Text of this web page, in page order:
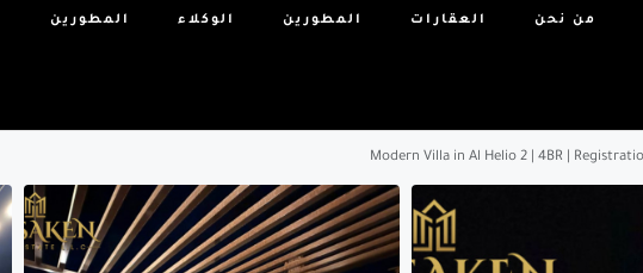
من نحن العقارات المطورين الوكلاء المطورين